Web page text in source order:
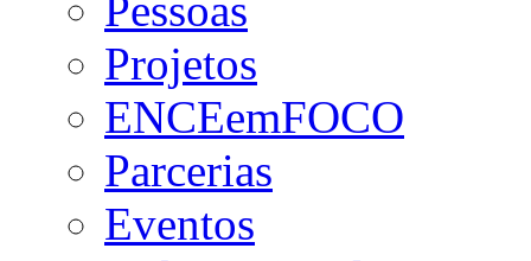
Projetos
ENCEemFOCO
Parcerias
Eventos